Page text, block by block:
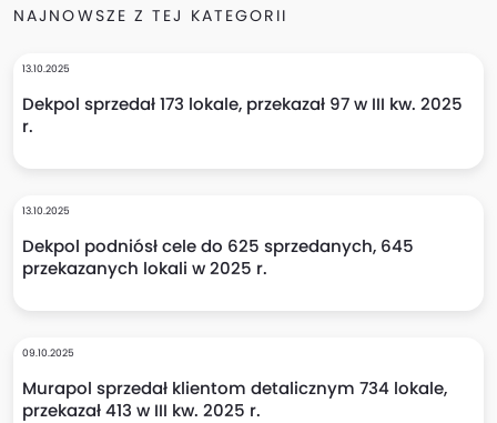
NAJNOWSZE Z TEJ KATEGORII
13.10.2025
Dekpol sprzedał 173 lokale, przekazał 97 w III kw. 2025
r.
13.10.2025
Dekpol podniósł cele do 625 sprzedanych, 645
przekazanych lokali w 2025 r.
09.10.2025
Murapol sprzedał klientom detalicznym 734 lokale,
przekazał 413 w III kw. 2025 r.